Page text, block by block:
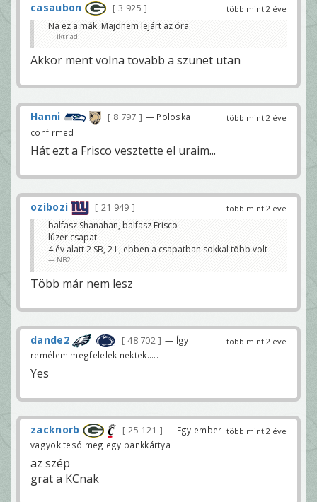
több mint 2 éve
casaubon
3 925
Na ez a mák. Majdnem lejárt az óra.
iktriad
Akkor ment volna tovabb a szunet utan
több mint 2 éve
Hanni 8 797
— Poloska
confirmed
Hát ezt a Frisco vesztette el uraim...
több mint 2 éve
ozibozi
21 949
balfasz Shanahan, balfasz Frisco
lúzer csapat
4 év alatt 2 SB, 2 L, ebben a csapatban sokkal több volt
NB2
Több már nem lesz
több mint 2 éve
dande2 48 702
— Így
remélem megfelelek nektek.....
Yes
több mint 2 éve
zacknorb 25 121
— Egy ember
vagyok tesó meg egy bankkártya
az szép
grat a KCnak